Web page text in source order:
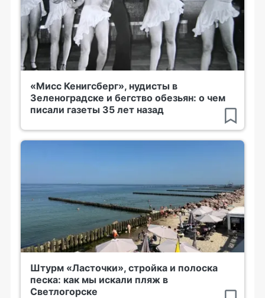
«Мисс Кенигсберг», нудисты в
Зеленоградске и бегство обезьян: о чем
писали газеты 35 лет назад
Штурм «Ласточки», стройка и полоска
песка: как мы искали пляж в
Светлогорске